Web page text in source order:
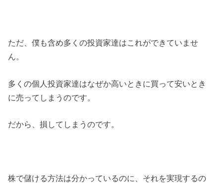
ただ、僕も含め多くの投資家達はこれができていませ
ん。
多くの個人投資家達はなぜか高いときに買って安いとき
に売ってしまうのです。
だから、損してしまうのです。
株で儲ける方法は分かっているのに、それを実現するの